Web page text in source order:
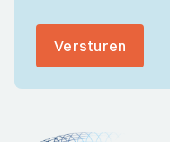
Versturen